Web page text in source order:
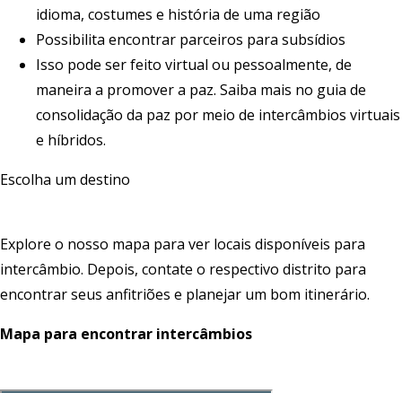
idioma, costumes e história de uma região
Possibilita encontrar parceiros para subsídios
Isso pode ser feito virtual ou pessoalmente, de
maneira a promover a paz. Saiba mais no guia de
consolidação da paz por meio de intercâmbios virtuais
e híbridos.
Escolha um destino
Explore o nosso mapa para ver locais disponíveis para
intercâmbio. Depois, contate o respectivo distrito para
encontrar seus anfitriões e planejar um bom itinerário.
Mapa para encontrar intercâmbios